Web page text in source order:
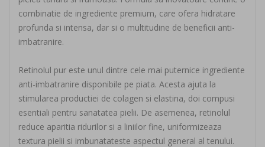
combinatie de ingrediente premium, care ofera hidratare
profunda si intensa, dar si o multitudine de beneficii anti-
imbatranire.
Retinolul pur este unul dintre cele mai puternice ingrediente
anti-imbatranire disponibile pe piata. Acesta ajuta la
stimularea productiei de colagen si elastina, doi compusi
esentiali pentru sanatatea pielii. De asemenea, retinolul
reduce aparitia ridurilor si a liniilor fine, uniformizeaza
textura pielii si imbunatateste aspectul general al tenului.